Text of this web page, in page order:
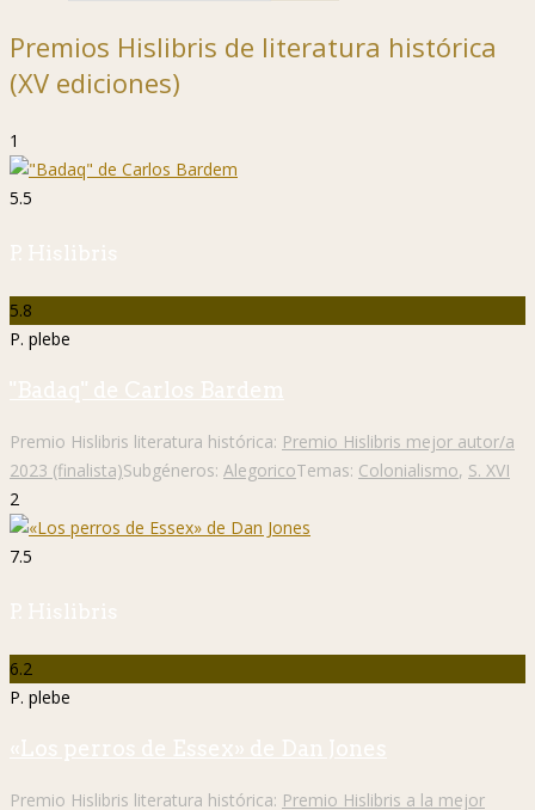
Premios Hislibris de literatura histórica
(XV ediciones)
1
5.5
P. Hislibris
5.8
P. plebe
"Badaq" de Carlos Bardem
Premio Hislibris literatura histórica: Premio Hislibris mejor autor/a
2023 (finalista)Subgéneros: AlegoricoTemas: Colonialismo, S. XVI
2
7.5
P. Hislibris
6.2
P. plebe
«Los perros de Essex» de Dan Jones
Premio Hislibris literatura histórica: Premio Hislibris a la mejor